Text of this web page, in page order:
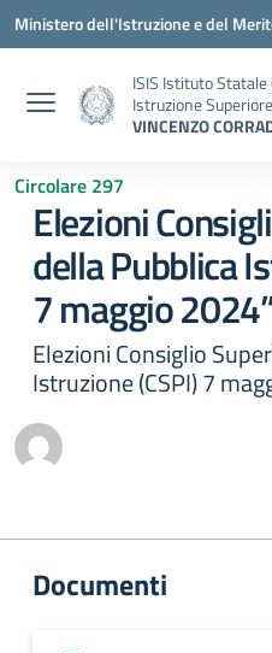
Vai ai contenuti
Vai al menu di navigazione
Vai al footer
Ministero dell'Istruzione e del
ISIS Istituto Statale
Istruzione Superiore
VINCENZO
Circolare 297
Elezioni
della Pubblica
7 maggio
Elezioni Consiglio
Istruzione (CSPI) 7
Documenti